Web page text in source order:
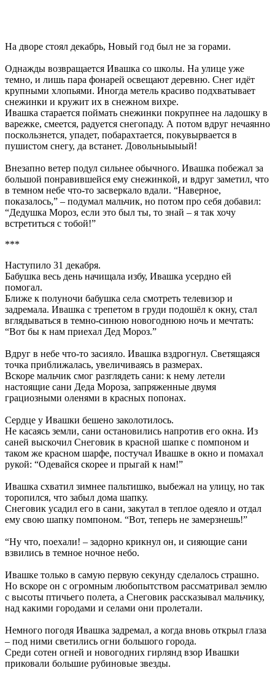
На дворе стоял декабрь, Новый год был не за горами.
Однажды возвращается Ивашка со школы. На улице уже
темно, и лишь пара фонарей освещают деревню. Снег идёт
крупными хлопьями. Иногда метель красиво подхватывает
снежинки и кружит их в снежном вихре.
Ивашка старается поймать снежинки покрупнее на ладошку в
варежке, смеется, радуется снегопаду. А потом вдруг нечаянно
поскользнется, упадет, побарахтается, покувырвается в
пушистом снегу, да встанет. Довольныыыый!
Внезапно ветер подул сильнее обычного. Ивашка побежал за
большой понравившейся ему снежинкой, и вдруг заметил, что
в темном небе что-то засверкало вдали. “Наверное,
показалось,” – подумал мальчик, но потом про себя добавил:
“Дедушка Мороз, если это был ты, то знай – я так хочу
встретиться с тобой!”
***
Наступило 31 декабря.
Бабушка весь день начищала избу, Ивашка усердно ей
помогал.
Ближе к полуночи бабушка села смотреть телевизор и
задремала. Ивашка с трепетом в груди подошёл к окну, стал
вглядываться в темно-синюю новогоднюю ночь и мечтать:
“Вот бы к нам приехал Дед Мороз.”
Вдруг в небе что-то засияло. Ивашка вздрогнул. Светящаяся
точка приближалась, увеличиваясь в размерах.
Вскоре мальчик смог разглядеть сани: к нему летели
настоящие сани Деда Мороза, запряженные двумя
грациозными оленями в красных попонах.
Сердце у Ивашки бешено заколотилось.
Не касаясь земли, сани остановились напротив его окна. Из
саней выскочил Снеговик в красной шапке с помпоном и
таком же красном шарфе, постучал Ивашке в окно и помахал
рукой: “Одевайся скорее и прыгай к нам!”
Ивашка схватил зимнее пальтишко, выбежал на улицу, но так
торопился, что забыл дома шапку.
Снеговик усадил его в сани, закутал в теплое одеяло и отдал
ему свою шапку помпоном. “Вот, теперь не замерзнешь!”
“Ну что, поехали! – задорно крикнул он, и сияющие сани
взвились в темное ночное небо.
Ивашке только в самую первую секунду сделалось страшно.
Но вскоре он с огромным любопытством рассматривал землю
с высоты птичьего полета, а Снеговик рассказывал мальчику,
над какими городами и селами они пролетали.
Немного погодя Ивашка задремал, а когда вновь открыл глаза
– под ними светились огни большого города.
Среди сотен огней и новогодних гирлянд взор Ивашки
приковали большие рубиновые звезды.